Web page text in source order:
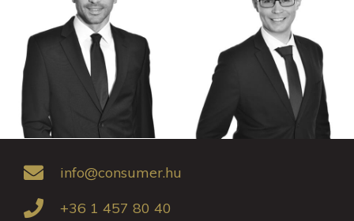
info@consumer.hu
+36 1 457 80 40